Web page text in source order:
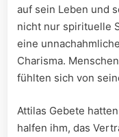
auf sein⁣ Leben und
nicht nur​ spirituelle
eine
Charisma.
‍fühlten sich von
Attilas Gebete
halfen⁢ ihm, das